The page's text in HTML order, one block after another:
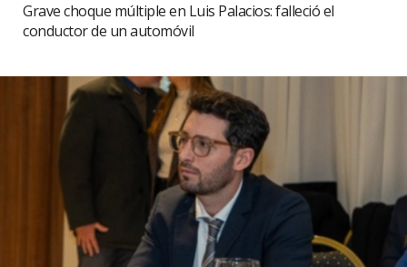
Grave choque múltiple en Luis Palacios: falleció el
conductor de un automóvil